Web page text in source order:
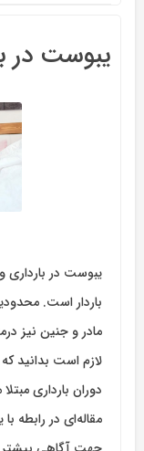
یبوست در
یبوست در بارداری
باردار است.
مادر و جنین نیز
دوران بارداری
مقاله‌ای در رابطه